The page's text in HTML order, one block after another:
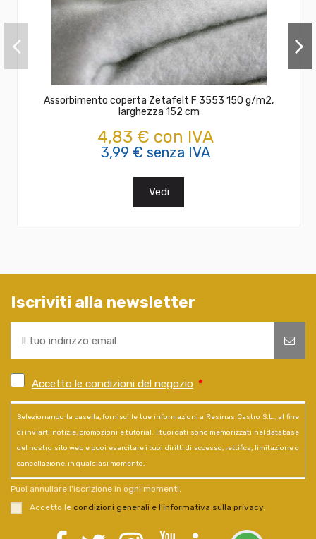
Assorbimento coperta Zetafelt F 3553 150 g/m2,
larghezza 152 cm
4,83 € con IVA
3,99 € senza IVA
Vedi
Iscriviti alla newsletter
Accetto le condizioni del negozio *
Selezionando la casella, fornisci le tue informazioni a Resinas Castro S.L., al fine
di inviarti notizie, promozioni e tutorial. I tuoi dati sono memorizzati nel database
del nostro sito web e puoi esercitare i tuoi diritti di accesso, rettifica, limitazione o
cancellazione, in qualsiasi momento.
Puoi annullare l'iscrizione in ogni momenti.
Accetto le condizioni generali e l’informativa sulla privacy.